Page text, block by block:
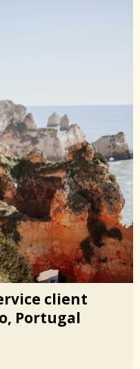
client
Portugal